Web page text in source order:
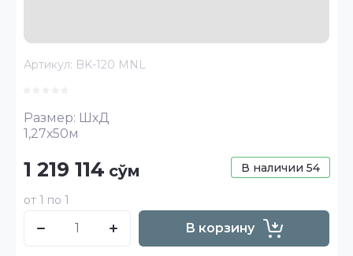
Артикул: BK-120 MNL
Размер: ШхД
1,27х50м
В наличии 54
1 219 114 сўм
от 1 по 1
В корзину